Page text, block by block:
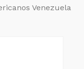
Venezuela